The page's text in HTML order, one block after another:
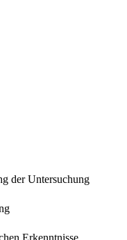
der Untersuchung
Erkenntnisse